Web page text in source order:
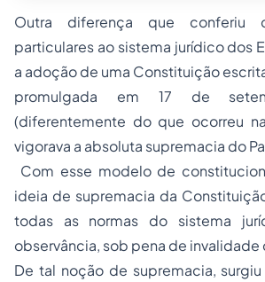
Outra diferença que conferiu
particulares ao sistema jurídico dos
a adoção de uma Constituição
promulgada em 17 de
(diferentemente do que ocorreu
vigorava a absoluta supremacia do
Com esse modelo de
ideia de supremacia da
todas as normas do sistema
observância, sob pena de invalidade
De tal noção de supremacia,